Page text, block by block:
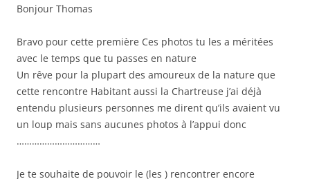
Bonjour Thomas
Bravo pour cette première Ces photos tu les a méritées
avec le temps que tu passes en nature
Un rêve pour la plupart des amoureux de la nature que
cette rencontre Habitant aussi la Chartreuse j’ai déjà
entendu plusieurs personnes me dirent qu’ils avaient vu
un loup mais sans aucunes photos à l’appui donc
……………………………
Je te souhaite de pouvoir le (les ) rencontrer encore